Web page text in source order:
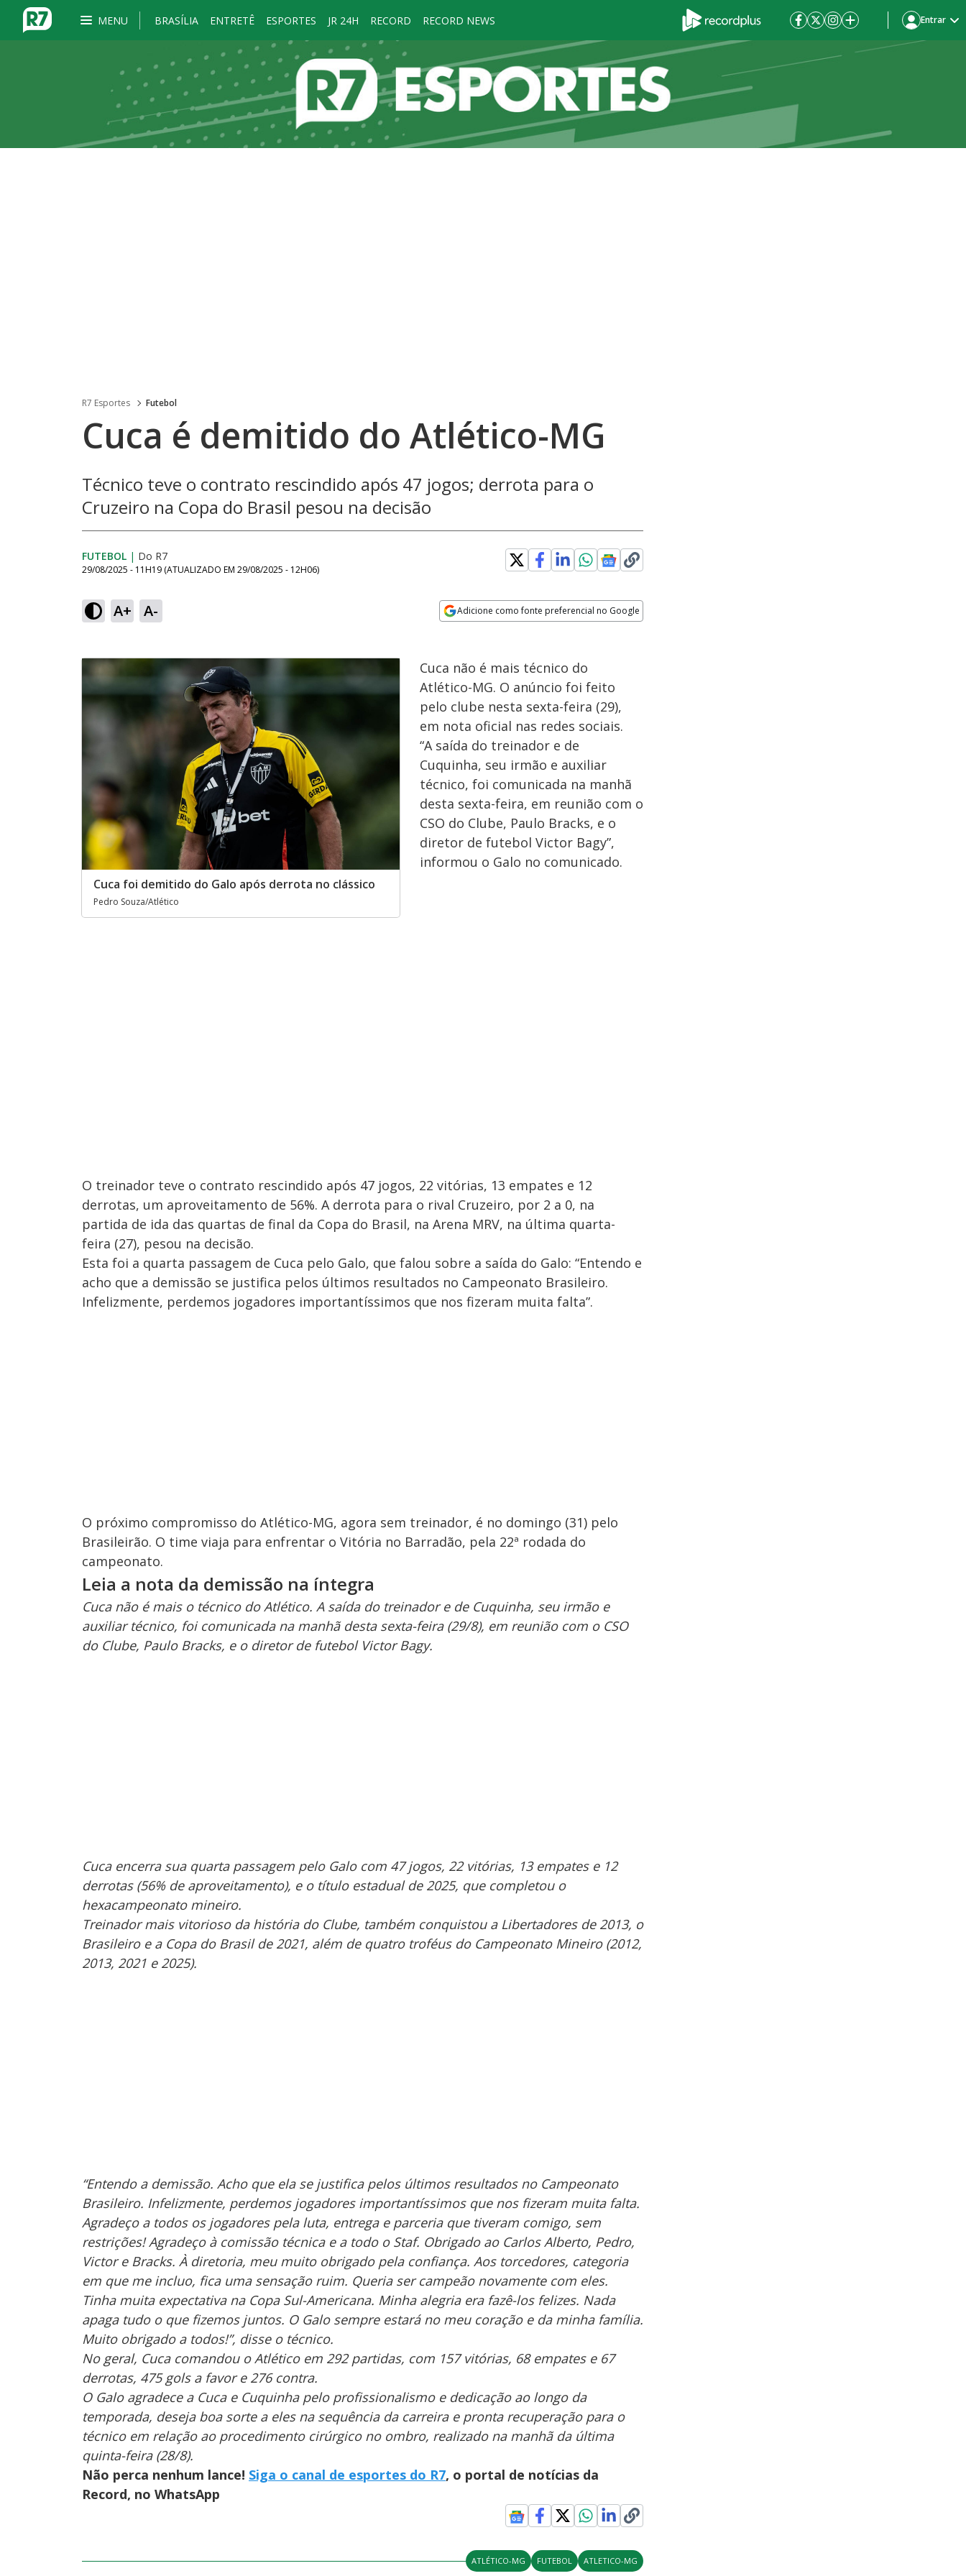
MENU BRASÍLIA ENTRETÊ ESPORTES JR 24H RECORD RECORD NEWS Entrar
R7 Esportes Futebol
Cuca é demitido do Atlético-MG
Técnico teve o contrato rescindido após 47 jogos; derrota para o
Cruzeiro na Copa do Brasil pesou na decisão
FUTEBOL | Do R7
29/08/2025 - 11H19 (ATUALIZADO EM 29/08/2025 - 12H06)
A+ A- Adicione como fonte preferencial no Google
Cuca foi demitido do Galo após derrota no clássico
Pedro Souza/Atlético
Cuca não é mais técnico do
Atlético-MG. O anúncio foi feito
pelo clube nesta sexta-feira (29),
em nota oficial nas redes sociais.
“A saída do treinador e de
Cuquinha, seu irmão e auxiliar
técnico, foi comunicada na manhã
desta sexta-feira, em reunião com o
CSO do Clube, Paulo Bracks, e o
diretor de futebol Victor Bagy”,
informou o Galo no comunicado.
O treinador teve o contrato rescindido após 47 jogos, 22 vitórias, 13 empates e 12
derrotas, um aproveitamento de 56%. A derrota para o rival Cruzeiro, por 2 a 0, na
partida de ida das quartas de final da Copa do Brasil, na Arena MRV, na última quarta-
feira (27), pesou na decisão.
Esta foi a quarta passagem de Cuca pelo Galo, que falou sobre a saída do Galo: “Entendo e
acho que a demissão se justifica pelos últimos resultados no Campeonato Brasileiro.
Infelizmente, perdemos jogadores importantíssimos que nos fizeram muita falta”.
O próximo compromisso do Atlético-MG, agora sem treinador, é no domingo (31) pelo
Brasileirão. O time viaja para enfrentar o Vitória no Barradão, pela 22ª rodada do
campeonato.
Leia a nota da demissão na íntegra
Cuca não é mais o técnico do Atlético. A saída do treinador e de Cuquinha, seu irmão e
auxiliar técnico, foi comunicada na manhã desta sexta-feira (29/8), em reunião com o CSO
do Clube, Paulo Bracks, e o diretor de futebol Victor Bagy.
Cuca encerra sua quarta passagem pelo Galo com 47 jogos, 22 vitórias, 13 empates e 12
derrotas (56% de aproveitamento), e o título estadual de 2025, que completou o
hexacampeonato mineiro.
Treinador mais vitorioso da história do Clube, também conquistou a Libertadores de 2013, o
Brasileiro e a Copa do Brasil de 2021, além de quatro troféus do Campeonato Mineiro (2012,
2013, 2021 e 2025).
“Entendo a demissão. Acho que ela se justifica pelos últimos resultados no Campeonato
Brasileiro. Infelizmente, perdemos jogadores importantíssimos que nos fizeram muita falta.
Agradeço a todos os jogadores pela luta, entrega e parceria que tiveram comigo, sem
restrições! Agradeço à comissão técnica e a todo o Staf. Obrigado ao Carlos Alberto, Pedro,
Victor e Bracks. À diretoria, meu muito obrigado pela confiança. Aos torcedores, categoria
em que me incluo, fica uma sensação ruim. Queria ser campeão novamente com eles.
Tinha muita expectativa na Copa Sul-Americana. Minha alegria era fazê-los felizes. Nada
apaga tudo o que fizemos juntos. O Galo sempre estará no meu coração e da minha família.
Muito obrigado a todos!”, disse o técnico.
No geral, Cuca comandou o Atlético em 292 partidas, com 157 vitórias, 68 empates e 67
derrotas, 475 gols a favor e 276 contra.
O Galo agradece a Cuca e Cuquinha pelo profissionalismo e dedicação ao longo da
temporada, deseja boa sorte a eles na sequência da carreira e pronta recuperação para o
técnico em relação ao procedimento cirúrgico no ombro, realizado na manhã da última
quinta-feira (28/8).
Não perca nenhum lance! Siga o canal de esportes do R7, o portal de notícias da
Record, no WhatsApp
ATLÉTICO-MG FUTEBOL ATLETICO-MG